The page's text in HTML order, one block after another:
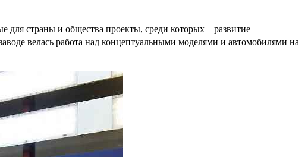
для страны и общества проекты, среди которых – развитие
велась работа над концептуальными моделями и автомобилями на